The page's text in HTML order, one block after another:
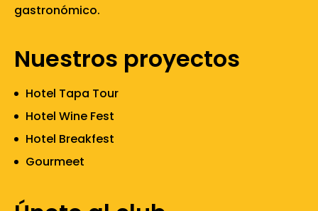
gastronómico.
Nuestros proyectos
Hotel Tapa Tour
Hotel Wine Fest
Hotel Breakfest
Gourmeet